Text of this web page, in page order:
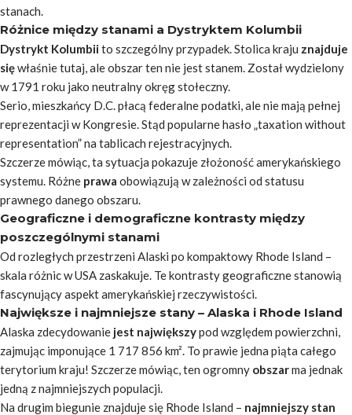
stanach.
Różnice między stanami a Dystryktem Kolumbii
Dystrykt Kolumbiito szczególny przypadek. Stolica kraju znajduje
sięwłaśnie tutaj, ale obszar ten nie jest stanem. Został wydzielony
w 1791 roku jako neutralny okręg stołeczny.
Serio, mieszkańcy D.C. płacą federalne podatki, ale nie mają pełnej
reprezentacji w Kongresie. Stąd popularne hasło „taxation without
representation” na tablicach rejestracyjnych.
Szczerze mówiąc, ta sytuacja pokazuje złożoność amerykańskiego
systemu. Różne prawa obowiązują w zależności od statusu
prawnego danego obszaru.
Geograficzne i demograficzne kontrasty między
poszczególnymi stanami
Od rozległych przestrzeni Alaski po kompaktowy Rhode Island –
skala różnic w USA zaskakuje. Te kontrasty geograficzne stanowią
fascynujący aspekt amerykańskiej rzeczywistości.
Największe i najmniejsze stany – Alaska i Rhode Island
Alaska zdecydowanie jest największypod względem powierzchni,
zajmując imponujące 1 717 856 km². To prawie jedna piąta całego
terytorium kraju! Szczerze mówiąc, ten ogromny obszarma jednak
jedną z najmniejszych populacji.
Na drugim biegunie znajduje się Rhode Island – najmniejszy stan